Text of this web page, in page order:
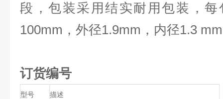
段，包装采用结实耐用包装，
100mm，外径1.9mm，内径1.3
订货编号
型号 描述